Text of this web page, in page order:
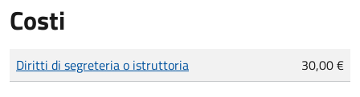
Costi
Tipo di pagamento
Importo
Diritti di segreteria o istruttoria 30,00 €